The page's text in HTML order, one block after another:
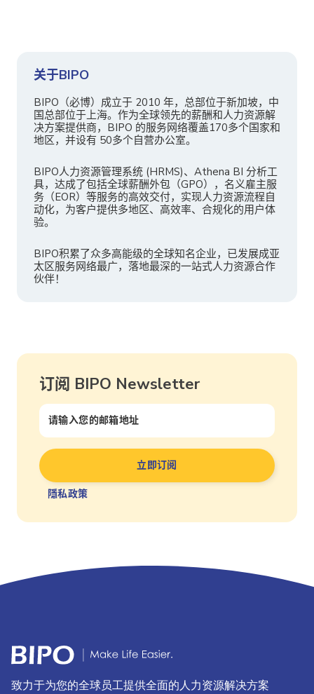
关于BIPO
BIPO（必博）成立于 2010 年，总部位于新加坡，中
国总部位于上海。作为全球领先的薪酬和人力资源解
决方案提供商，BIPO 的服务网络覆盖170多个国家和
地区，并设有 50多个自营办公室。
BIPO人力资源管理系统 (HRMS)、Athena BI 分析工
具，达成了包括全球薪酬外包（GPO），名义雇主服
务（EOR）等服务的高效交付，实现人力资源流程自
动化，为客户提供多地区、高效率、合规化的用户体
验。
BIPO积累了众多高能级的全球知名企业，已发展成亚
太区服务网络最广，落地最深的一站式人力资源合作
伙伴！
订阅 BIPO Newsletter
隱私政策
致力于为您的全球员工提供全面的人力资源解决方案